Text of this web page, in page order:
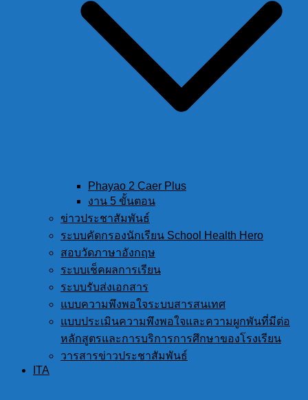
Phayao 2 Caer Plus
งาน 5 ขั้นตอน
ข่าวประชาสัมพันธ์
ระบบคัดกรองนักเรียน School Health Hero
สอบวัดภาษาอังกฤษ
ระบบเช็คผลการเรียน
ระบบรับส่งเอกสาร
แบบความพึงพอใจระบบสารสนเทศ
แบบประเมินความพึงพอใจและความผูกพันที่มีต่อ
หลักสูตรและการบริการการศึกษาของโรงเรียน
วารสารข่าวประชาสัมพันธ์
ITA